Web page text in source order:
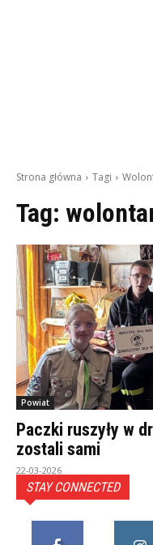
Strona główna Tagi
Tag:
Powiat
Paczki ruszyły w
zostali sami
22-03-2026
STAY CONNECTED